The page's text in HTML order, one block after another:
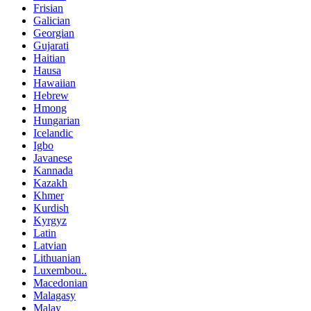
Frisian
Galician
Georgian
Gujarati
Haitian
Hausa
Hawaiian
Hebrew
Hmong
Hungarian
Icelandic
Igbo
Javanese
Kannada
Kazakh
Khmer
Kurdish
Kyrgyz
Latin
Latvian
Lithuanian
Luxembou..
Macedonian
Malagasy
Malay